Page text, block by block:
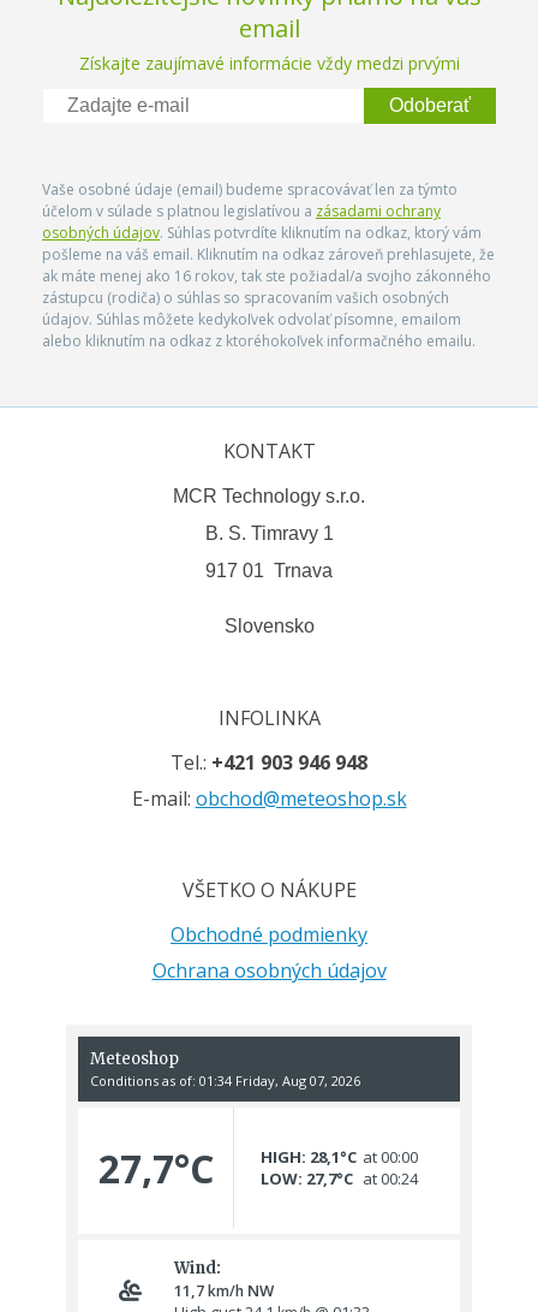
email
Získajte zaujímavé informácie vždy medzi prvými
Odoberať
Vaše osobné údaje (email) budeme spracovávať len za týmto
účelom v súlade s platnou legislatívou a zásadami ochrany
osobných údajov. Súhlas potvrdíte kliknutím na odkaz, ktorý vám
pošleme na váš email. Kliknutím na odkaz zároveň prehlasujete, že
ak máte menej ako 16 rokov, tak ste požiadal/a svojho zákonného
zástupcu (rodiča) o súhlas so spracovaním vašich osobných
údajov. Súhlas môžete kedykoľvek odvolať písomne, emailom
alebo kliknutím na odkaz z ktoréhokoľvek informačného emailu.
KONTAKT
MCR Technology s.r.o.
B. S. Timravy 1
917 01 Trnava
Slovensko
INFOLINKA
Tel.: +421 903 946 948
E-mail: obchod@meteoshop.sk
VŠETKO O NÁKUPE
Obchodné podmienky
Ochrana osobných údajov